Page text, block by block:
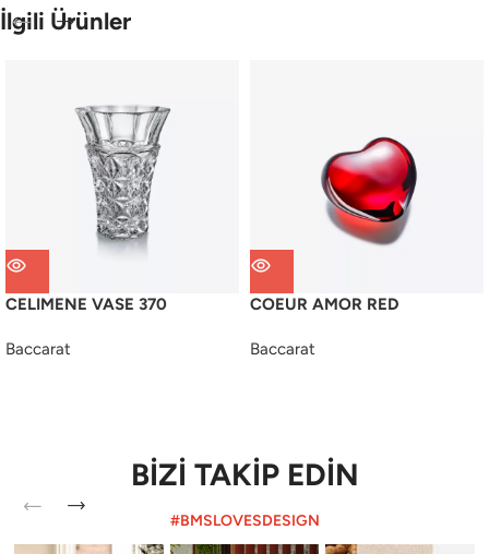
İlgili Ürünler
CELIMENE VASE 370
Baccarat
COEUR AMOR RED
Baccarat
BİZİ TAKİP EDİN
#BMSLOVESDESIGN